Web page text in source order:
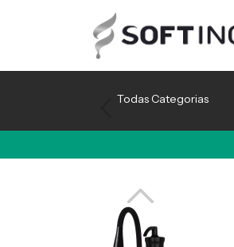
Todas Categorias